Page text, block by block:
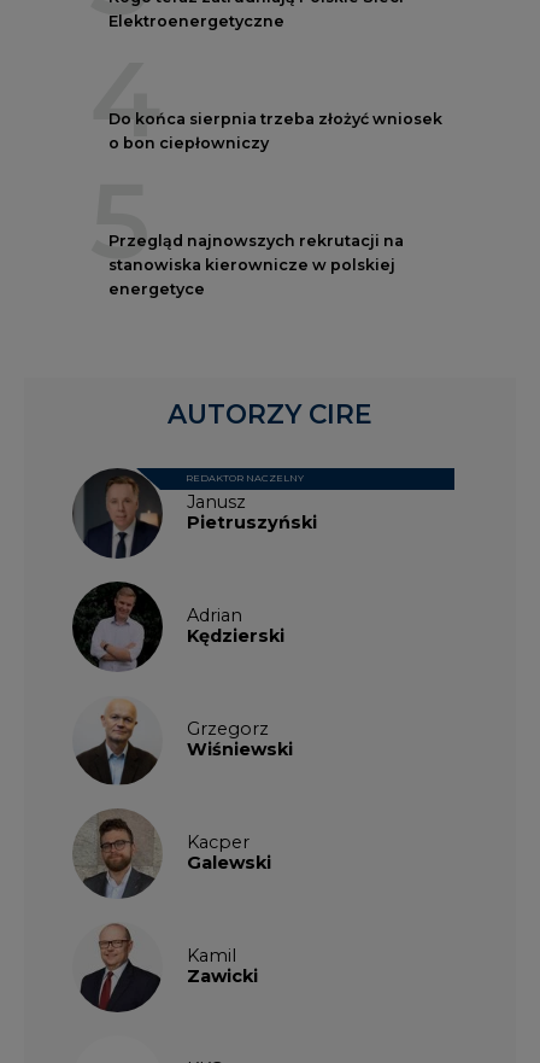
Elektroenergetyczne
4
Do końca sierpnia trzeba złożyć wniosek
o bon ciepłowniczy
5
Przegląd najnowszych rekrutacji na
stanowiska kierownicze w polskiej
energetyce
Janusz
Pietruszyński
REDAKTOR NACZELNY
Adrian
Kędzierski
Grzegorz
Wiśniewski
Kacper
Galewski
Kamil
Zawicki
AUTORZY CIRE